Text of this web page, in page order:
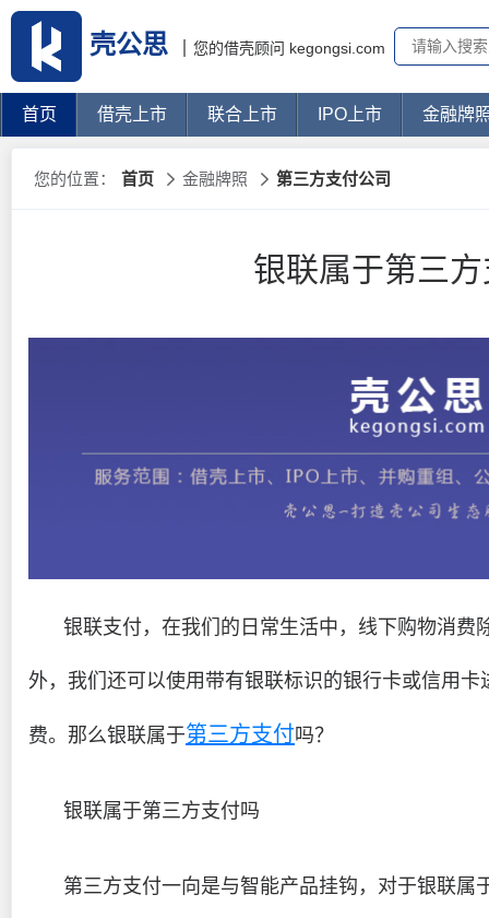
壳公思 您的借壳顾问 kegongsi.com
首页 借壳上市 联合上市 IPO上市 金融牌
您的位置： 首页 金融牌照 第三方支付公司
银联属于第三
银联支付，在我们的日常生活中，线下购物消费
外，我们还可以使用带有银联标识的银行卡或信用
费。那么银联属于第三方支付吗？
银联属于第三方支付吗
第三方支付一向是与智能产品挂钩，对于银联属